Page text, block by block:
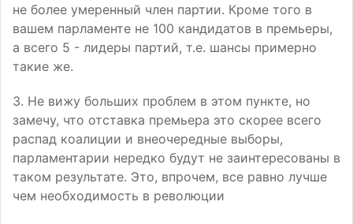
не более умеренный член партии. Кроме того в
вашем парламенте не 100 кандидатов в премьеры,
а всего 5 - лидеры партий, т.е. шансы примерно
такие же.
3. Не вижу больших проблем в этом пункте, но
замечу, что отставка премьера это скорее всего
распад коалиции и внеочередные выборы,
парламентарии нередко будут не заинтересованы в
таком результате. Это, впрочем, все равно лучше
чем необходимость в революции